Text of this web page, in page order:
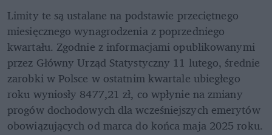
Limity te są ustalane na podstawie przeciętnego
miesięcznego wynagrodzenia z poprzedniego
kwartału. Zgodnie z informacjami opublikowanymi
przez Główny Urząd Statystyczny 11 lutego, średnie
zarobki w Polsce w ostatnim kwartale ubiegłego
roku wyniosły 8477,21 zł, co wpłynie na zmiany
progów dochodowych dla wcześniejszych emerytów
obowiązujących od marca do końca maja 2025 roku.